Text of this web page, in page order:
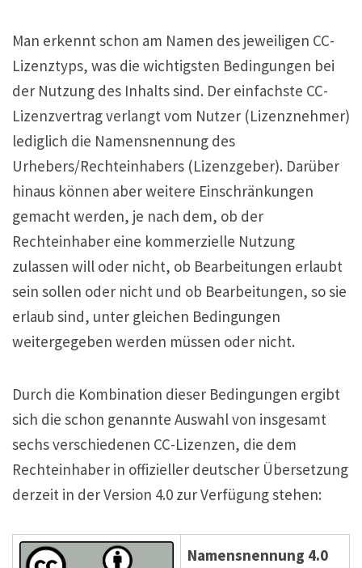
Man erkennt schon am Namen des jeweiligen CC-
Lizenztyps, was die wichtigsten Bedingungen bei
der Nutzung des Inhalts sind. Der einfachste CC-
Lizenzvertrag verlangt vom Nutzer (Lizenznehmer)
lediglich die Namensnennung des
Urhebers/Rechteinhabers (Lizenzgeber). Darüber
hinaus können aber weitere Einschränkungen
gemacht werden, je nach dem, ob der
Rechteinhaber eine kommerzielle Nutzung
zulassen will oder nicht, ob Bearbeitungen erlaubt
sein sollen oder nicht und ob Bearbeitungen, so sie
erlaub sind, unter gleichen Bedingungen
weitergegeben werden müssen oder nicht.
Durch die Kombination dieser Bedingungen ergibt
sich die schon genannte Auswahl von insgesamt
sechs verschiedenen CC-Lizenzen, die dem
Rechteinhaber in offizieller deutscher Übersetzung
derzeit in der Version 4.0 zur Verfügung stehen:
Namensnennung 4.0